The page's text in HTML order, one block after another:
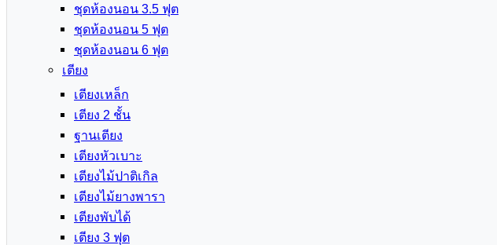
ชุดห้องนอน 3.5 ฟุต
ชุดห้องนอน 5 ฟุต
ชุดห้องนอน 6 ฟุต
เตียง
เตียงเหล็ก
เตียง 2 ชั้น
ฐานเตียง
เตียงหัวเบาะ
เตียงไม้ปาติเกิล
เตียงไม้ยางพารา
เตียงพับได้
เตียง 3 ฟุต